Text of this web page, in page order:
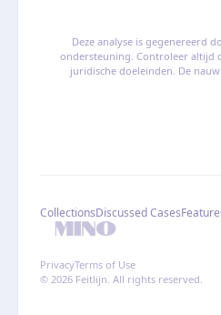
Deze analyse is gegenereerd
ondersteuning. Controleer altijd
juridische doeleinden. De
CollectionsDiscussed Cases
PrivacyTerms of Use
© 2026 Feitlijn. All rights reserved.